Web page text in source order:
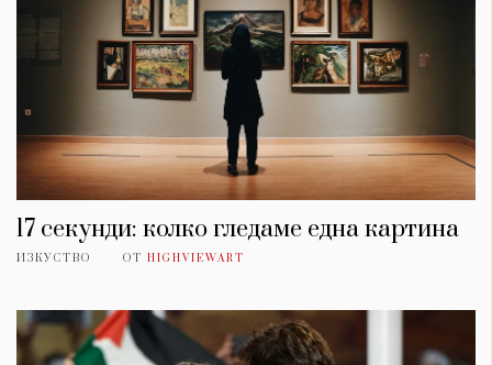
17 секунди: колко гледаме една картина
ИЗКУСТВО ОТ HIGHVIEWART